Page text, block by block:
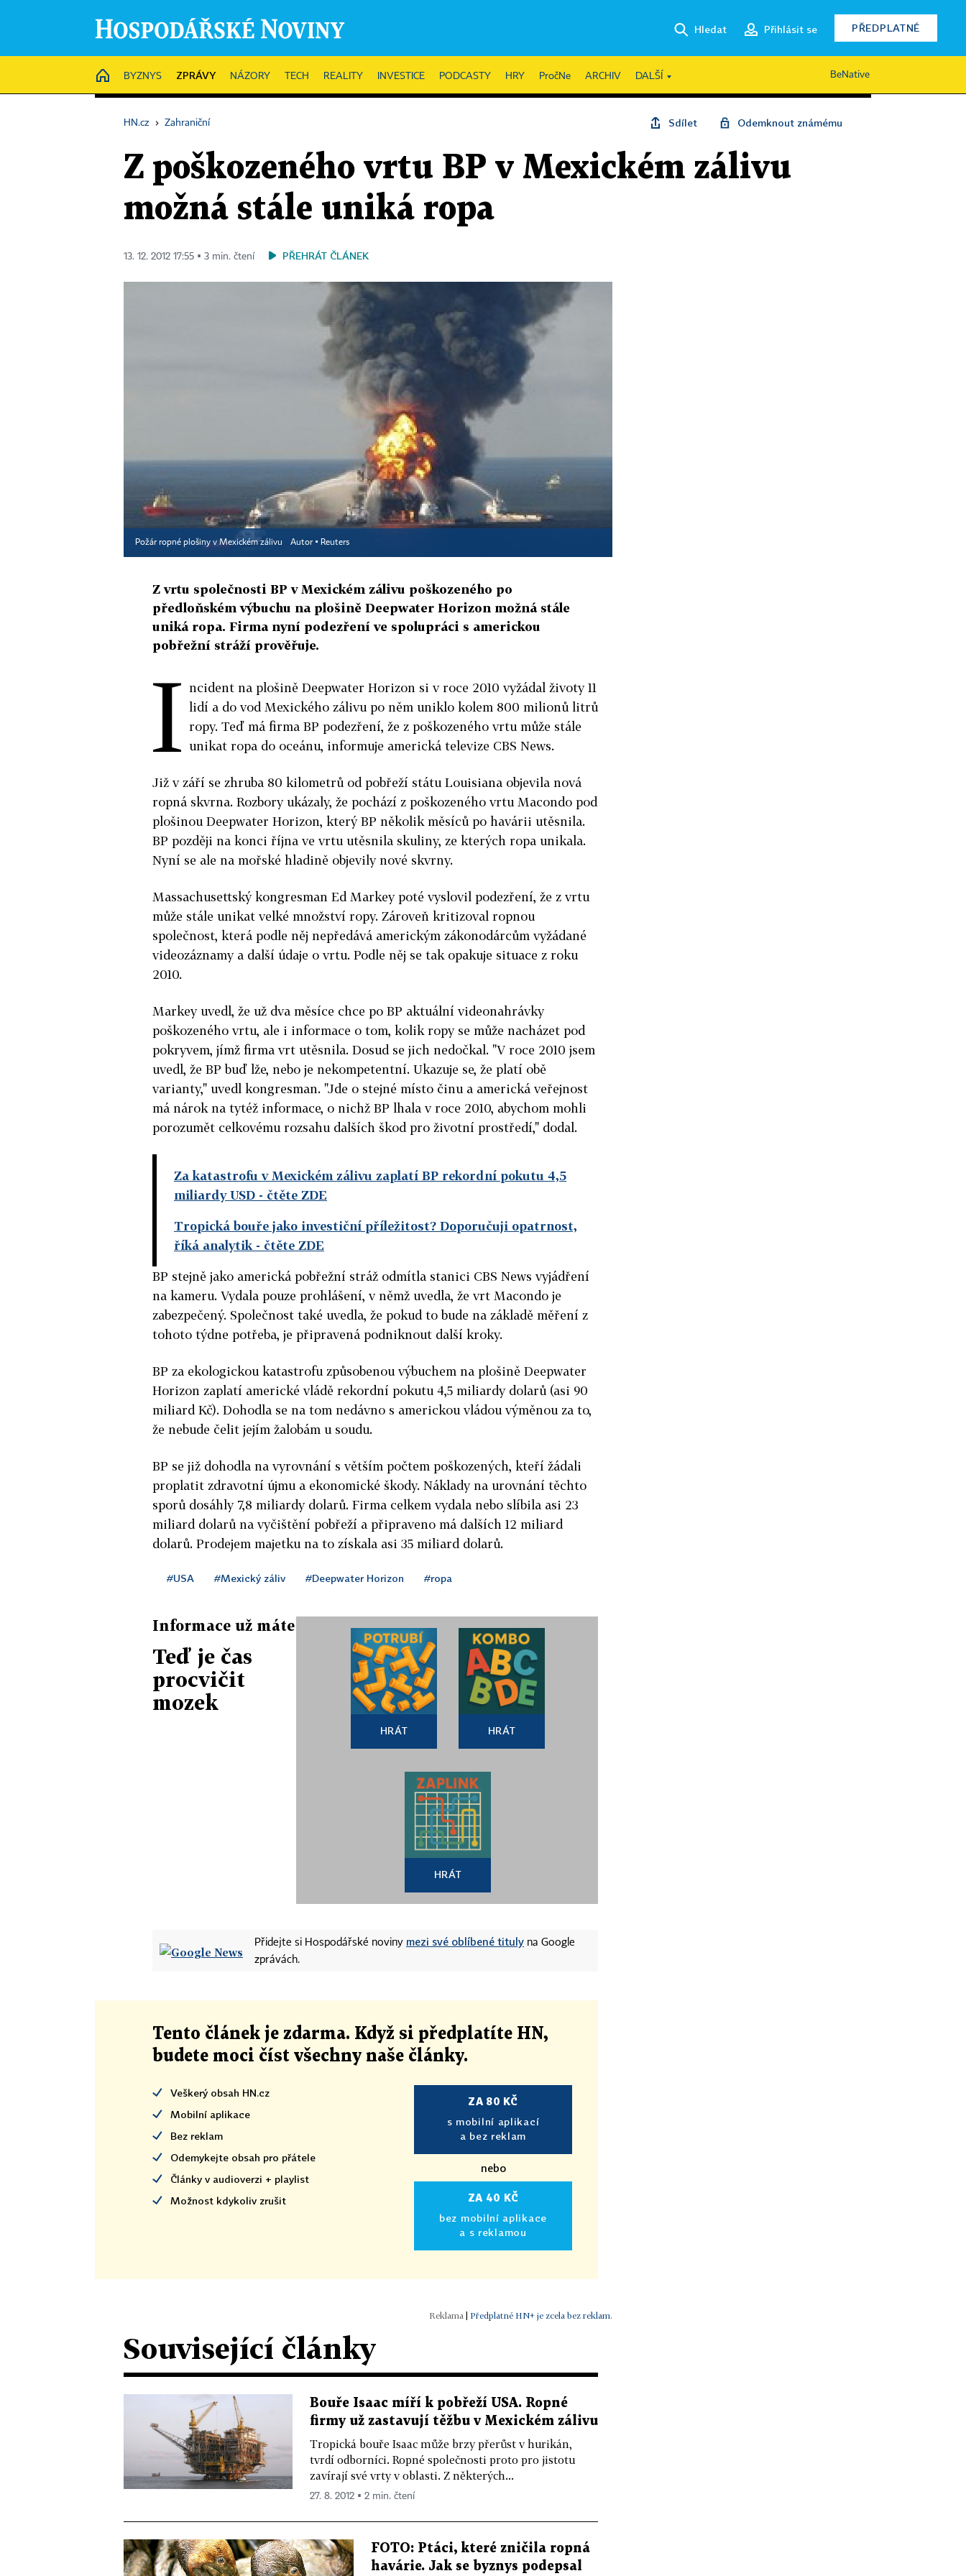
Hledat Přihlásit se PŘEDPLATNÉ
HOME
BYZNYS ZPRÁVY NÁZORY TECH REALITY INVESTICE PODCASTY HRY PročNe ARCHIV DALŠÍ BeNative
HN.cz › Zahraniční Sdílet Odemknout známému
Z poškozeného vrtu BP v Mexickém zálivu
možná stále uniká ropa
13. 12. 2012 17:55 ▪ 3 min. čtení PŘEHRÁT ČLÁNEK
Požár ropné plošiny v Mexickém zálivu Autor ▪ Reuters
Z vrtu společnosti BP v Mexickém zálivu poškozeného po
předloňském výbuchu na plošině Deepwater Horizon možná stále
uniká ropa. Firma nyní podezření ve spolupráci s americkou
pobřežní stráží prověřuje.
I ncident na plošině Deepwater Horizon si v roce 2010 vyžádal životy 11
lidí a do vod Mexického zálivu po něm uniklo kolem 800 milionů litrů
ropy. Teď má firma BP podezření, že z poškozeného vrtu může stále
unikat ropa do oceánu, informuje americká televize CBS News.
Již v září se zhruba 80 kilometrů od pobřeží státu Louisiana objevila nová
ropná skvrna. Rozbory ukázaly, že pochází z poškozeného vrtu Macondo pod
plošinou Deepwater Horizon, který BP několik měsíců po havárii utěsnila.
BP později na konci října ve vrtu utěsnila skuliny, ze kterých ropa unikala.
Nyní se ale na mořské hladině objevily nové skvrny.
Massachusettský kongresman Ed Markey poté vyslovil podezření, že z vrtu
může stále unikat velké množství ropy. Zároveň kritizoval ropnou
společnost, která podle něj nepředává americkým zákonodárcům vyžádané
videozáznamy a další údaje o vrtu. Podle něj se tak opakuje situace z roku
2010.
Markey uvedl, že už dva měsíce chce po BP aktuální videonahrávky
poškozeného vrtu, ale i informace o tom, kolik ropy se může nacházet pod
pokryvem, jímž firma vrt utěsnila. Dosud se jich nedočkal. "V roce 2010 jsem
uvedl, že BP buď lže, nebo je nekompetentní. Ukazuje se, že platí obě
varianty," uvedl kongresman. "Jde o stejné místo činu a americká veřejnost
má nárok na tytéž informace, o nichž BP lhala v roce 2010, abychom mohli
porozumět celkovému rozsahu dalších škod pro životní prostředí," dodal.
Za katastrofu v Mexickém zálivu zaplatí BP rekordní pokutu 4,5
miliardy USD - čtěte ZDE
Tropická bouře jako investiční příležitost? Doporučuji opatrnost,
říká analytik - čtěte ZDE
BP stejně jako americká pobřežní stráž odmítla stanici CBS News vyjádření
na kameru. Vydala pouze prohlášení, v němž uvedla, že vrt Macondo je
zabezpečený. Společnost také uvedla, že pokud to bude na základě měření z
tohoto týdne potřeba, je připravená podniknout další kroky.
BP za ekologickou katastrofu způsobenou výbuchem na plošině Deepwater
Horizon zaplatí americké vládě rekordní pokutu 4,5 miliardy dolarů (asi 90
miliard Kč). Dohodla se na tom nedávno s americkou vládou výměnou za to,
že nebude čelit jejím žalobám u soudu.
BP se již dohodla na vyrovnání s větším počtem poškozených, kteří žádali
proplatit zdravotní újmu a ekonomické škody. Náklady na urovnání těchto
sporů dosáhly 7,8 miliardy dolarů. Firma celkem vydala nebo slíbila asi 23
miliard dolarů na vyčištění pobřeží a připraveno má dalších 12 miliard
dolarů. Prodejem majetku na to získala asi 35 miliard dolarů.
#USA #Mexický záliv #Deepwater Horizon #ropa
Informace už máte
Teď je čas
procvičit
mozek
HRÁT HRÁT
HRÁT
Přidejte si Hospodářské noviny mezi své oblíbené tituly na Google
zprávách.
Tento článek je zdarma. Když si předplatíte HN,
budete moci číst všechny naše články.
Veškerý obsah HN.cz
Mobilní aplikace
Bez reklam
Odemykejte obsah pro přátele
Články v audioverzi + playlist
Možnost kdykoliv zrušit
ZA 80 KČ
s mobilní aplikací
a bez reklam
nebo
ZA 40 KČ
bez mobilní aplikace
a s reklamou
| Předplatné HN+ je zcela bez reklam.
Související články
Bouře Isaac míří k pobřeží USA. Ropné
firmy už zastavují těžbu v Mexickém zálivu
Tropická bouře Isaac může brzy přerůst v hurikán,
tvrdí odborníci. Ropné společnosti proto pro jistotu
zavírají své vrty v oblasti. Z některých...
27. 8. 2012 ▪ 2 min. čtení
FOTO: Ptáci, které zničila ropná
havárie. Jak se byznys podepsal